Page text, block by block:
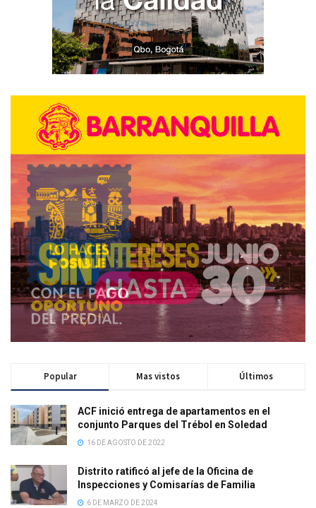
Popular Mas vistos Últimos
ACF inició entrega de apartamentos en el
conjunto Parques del Trébol en Soledad
16 DE AGOSTO DE 2022
Distrito ratificó al jefe de la Oficina de
Inspecciones y Comisarías de Familia
6 DE MARZO DE 2024